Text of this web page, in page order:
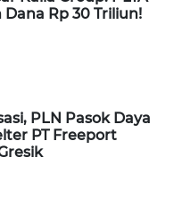
Rp 30 Triliun!
PLN Pasok Daya
PT Freeport